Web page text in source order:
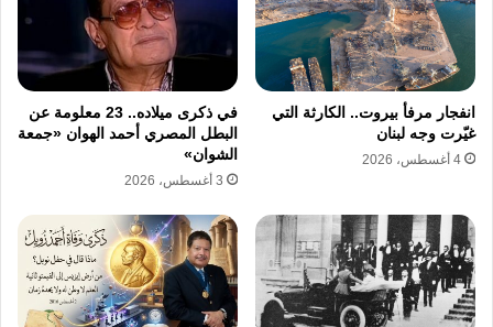
الساق وجراحة قلب مفتوح، كما أجرى عملية
جراحية ناجحة للقلب في المملكة العربية
السعودية، إلا أن حالته الصحية تدهورت بسبب
مضاعفات مرض السكري، مما أثر بشكل كبير على
مسيرته الشخصية والمهنية.
طالبت أسرة يونس شلبي بتوفير الرعاية الصحية
اللازمة له نظراً للظروف الصعبة التي مر بها في
مراحله الأخيرة، واضطرت عائلة يونس شلبي إلى
انفجار مرفأ بيروت.. الكارثة التي
غيّرت وجه لبنان
4 أغسطس، 2026
في ذكرى ميلاده.. 23 معلومة عن
البطل المصري أحمد الهوان «جمعة
الشوان»
3 أغسطس، 2026